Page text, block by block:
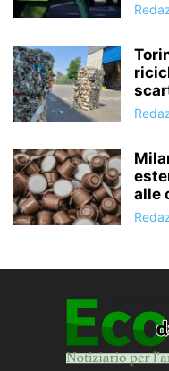
alle